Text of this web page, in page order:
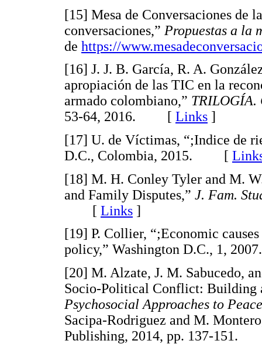
[15] Mesa de Conversaciones de
conversaciones,” Propuestas a la
de https://
[16] J. J. B. García, R. A.
apropiación de las TIC en la
armado colombiano,” TRILOGÍA.
53-64, 2016. [ Links ]
[17] U. de Víctimas, “;Indice de
D.C., Colombia, 2015. [
[18] M. H. Conley Tyler and M.
and Family Disputes,” J. Fam.
[ Links ]
[19] P. Collier, “;Economic
policy,” Washington D.C., 1,
[20] M. Alzate, J. M. Sabucedo,
Socio-Political Conflict: Building
Psychosocial Approaches to
Sacipa-Rodriguez and M.
Publishing, 2014, pp. 137-